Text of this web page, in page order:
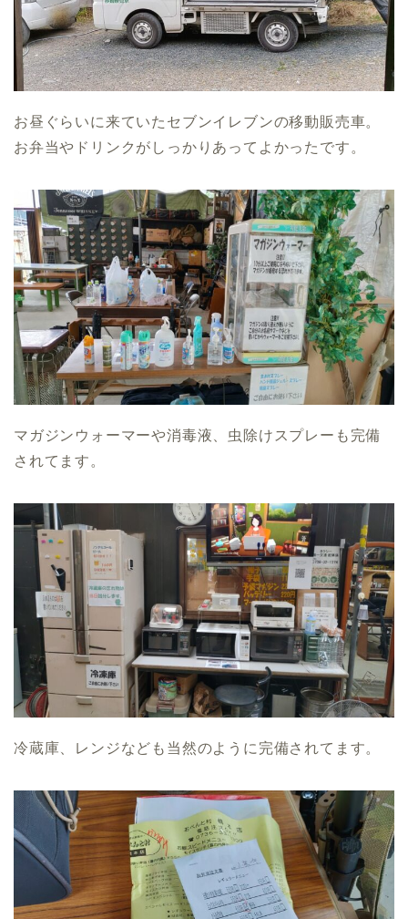
お昼ぐらいに来ていたセブンイレブンの移動販売車。
お弁当やドリンクがしっかりあってよかったです。
マガジンウォーマーや消毒液、虫除けスプレーも完備
されてます。
冷蔵庫、レンジなども当然のように完備されてます。